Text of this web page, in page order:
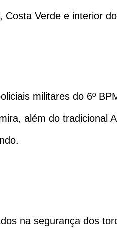
Costa Verde e interior
militares do 6º
além do tradicional
na segurança dos